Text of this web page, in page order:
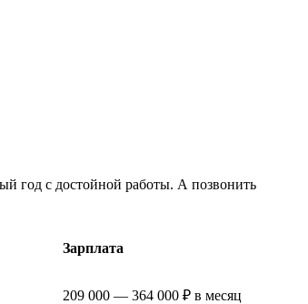
год с достойной работы. А позвонить
Зарплата
209 000 — 364 000 ₽ в месяц